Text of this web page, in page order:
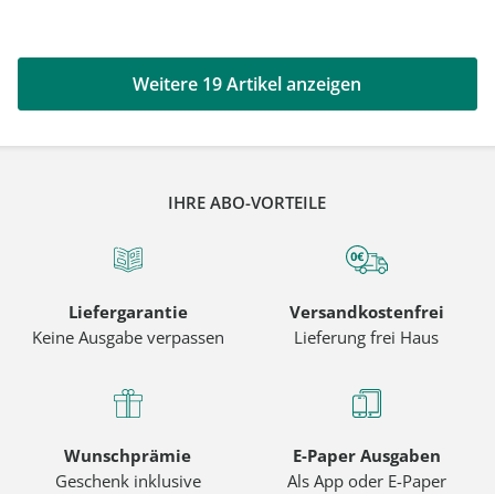
Weitere 19 Artikel anzeigen
IHRE ABO-VORTEILE
Liefergarantie
Keine Ausgabe verpassen
Versandkostenfrei
Lieferung frei Haus
Wunschprämie
Geschenk inklusive
E-Paper Ausgaben
Als App oder E-Paper